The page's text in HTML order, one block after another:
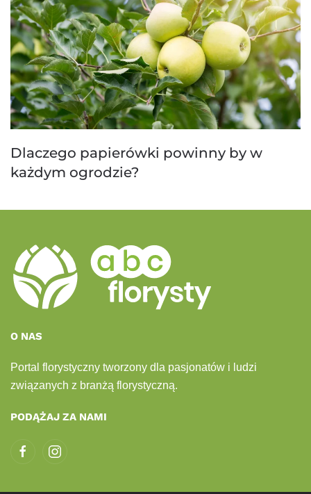
Dlaczego papierówki powinny by w
każdym ogrodzie?
O NAS
Portal florystyczny tworzony dla pasjonatów i ludzi
związanych z branżą florystyczną.
PODĄŻAJ ZA NAMI